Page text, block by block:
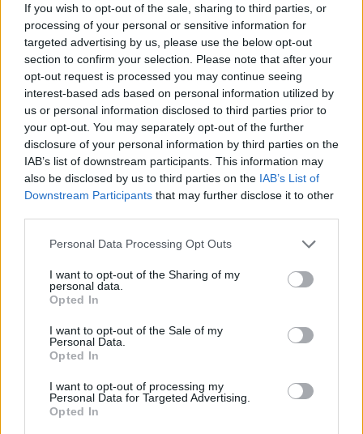
If you wish to opt-out of the sale, sharing to third parties, or
processing of your personal or sensitive information for
targeted advertising by us, please use the below opt-out
section to confirm your selection. Please note that after your
opt-out request is processed you may continue seeing
interest-based ads based on personal information utilized by
us or personal information disclosed to third parties prior to
your opt-out. You may separately opt-out of the further
disclosure of your personal information by third parties on the
IAB’s list of downstream participants. This information may
also be disclosed by us to third parties on the IAB’s List of
Downstream Participants that may further disclose it to other
Personal Data Processing Opt Outs
I want to opt-out of the Sharing of my
personal data.
Opted In
I want to opt-out of the Sale of my
Personal Data.
Opted In
I want to opt-out of processing my
Personal Data for Targeted Advertising.
Opted In
„Mindegy már, hogy milyen
víz, csak víz legyen” |
Holnapután
Greendex 55:58
A
az ember
Greendex
Nem csak növényrajongóknak!
– 8 arborétum, amelyet
érdemes meglátogatni
ÉLŐ BOLYGÓNK